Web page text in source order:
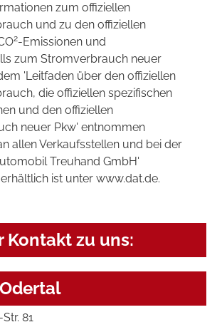
zum offiziellen
und zu den offiziellen
2-Emissionen und
zum Stromverbrauch neuer
'Leitfaden über den offiziellen
die offiziellen spezifischen
und den offiziellen
neuer Pkw' entnommen
allen Verkaufsstellen und bei der
Treuhand GmbH'
ist unter www.dat.de.
Kontakt zu uns:
81